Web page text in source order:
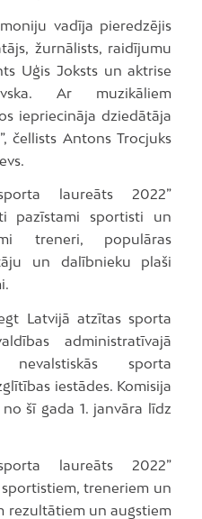
vadīja pieredzējis
žurnālists, raidījumu
Uģis Joksts un aktrise
Ar muzikāliem
iepriecināja dziedātāja
čellists Antons Trocjuks
laureāts 2022”
pazīstami sportisti un
treneri, populāras
un dalībnieku plaši
Latvijā atzītas sporta
administratīvajā
sporta
iestādes. Komisija
šī gada 1. janvāra līdz
laureāts 2022”
treneriem un
rezultātiem un augstiem